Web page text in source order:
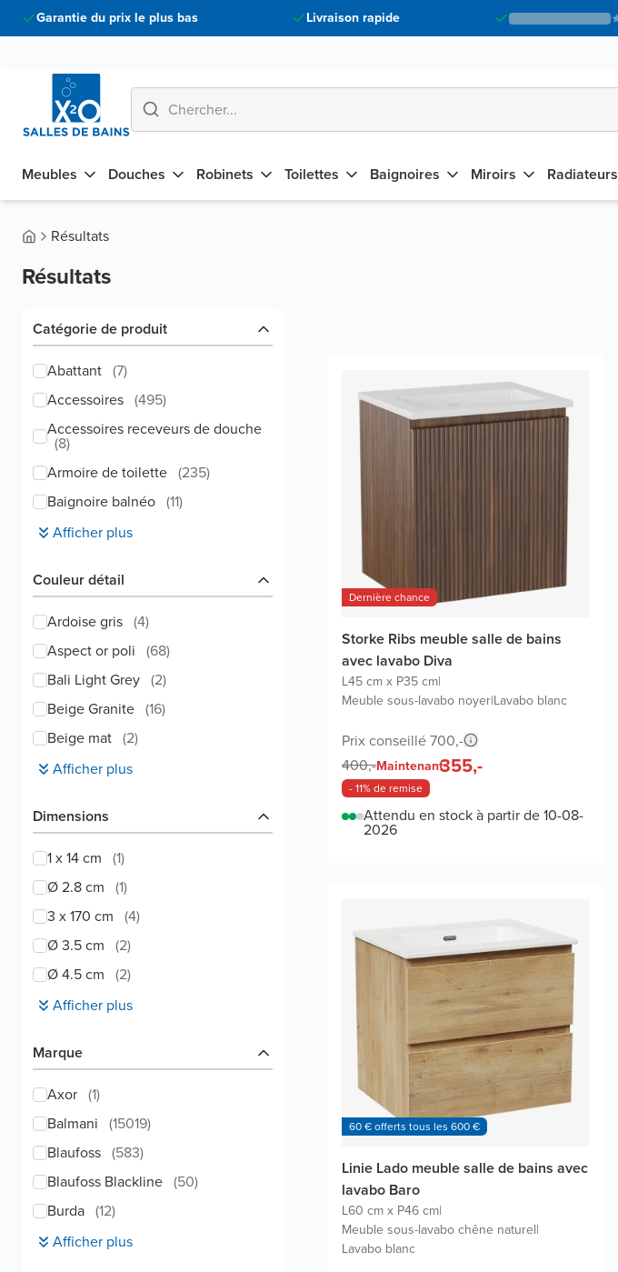
Garantie du prix le plus bas Livraison rapide
Meubles Douches Robinets Toilettes Baignoires Miroirs Radiateurs
Résultats
Résultats
Catégorie de produit
Abattant (7)
Accessoires (495)
Accessoires receveurs de douche
(8)
Armoire de toilette (235)
Baignoire balnéo (11)
Afficher plus
Couleur détail
Ardoise gris (4)
Aspect or poli (68)
Bali Light Grey (2)
Beige Granite (16)
Beige mat (2)
Afficher plus
Dimensions
1 x 14 cm (1)
Ø 2.8 cm (1)
3 x 170 cm (4)
Ø 3.5 cm (2)
Ø 4.5 cm (2)
Afficher plus
Marque
Axor (1)
Balmani (15019)
Blaufoss (583)
Blaufoss Blackline (50)
Burda (12)
Afficher plus
Dernière chance
Storke Ribs meuble salle de bains
avec lavabo Diva
L45 cm x P35 cm|
Meuble sous-lavabo noyer|Lavabo blanc
Prix conseillé 700,-
400,-Maintenant355,-
- 11% de remise
Attendu en stock à partir de 10-08-
2026
60 € offerts tous les 600 €
Linie Lado meuble salle de bains avec
lavabo Baro
L60 cm x P46 cm|
Meuble sous-lavabo chêne naturel|
Lavabo blanc